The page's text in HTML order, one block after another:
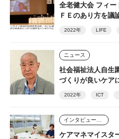
全老健大会 フィー
ＦＥのあり方を議
2022年 LIFE
ニュース
社会福祉法人自生
づくりが良いケア
2022年 ICT
ケアマネマイスタ